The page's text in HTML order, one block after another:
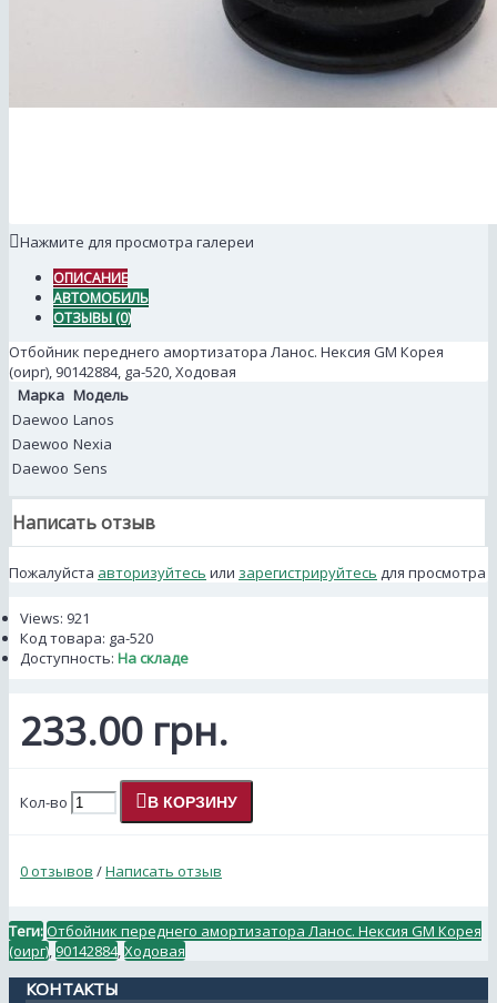
Нажмите для просмотра галереи
ОПИСАНИЕ
АВТОМОБИЛЬ
ОТЗЫВЫ (0)
Отбойник переднего амортизатора Ланос. Нексия GM Корея
(оирг), 90142884, ga-520, Ходовая
Марка Модель
Daewoo Lanos
Daewoo Nexia
Daewoo Sens
Написать отзыв
Пожалуйста авторизуйтесь или зарегистрируйтесь для просмотра
Views: 921
Код товара: ga-520
Доступность: На складе
233.00 грн.
Кол-во В КОРЗИНУ
0 отзывов /Написать отзыв
Теги:Отбойник переднего амортизатора Ланос. Нексия GM Корея
(оирг) 90142884 Ходовая
КОНТАКТЫ